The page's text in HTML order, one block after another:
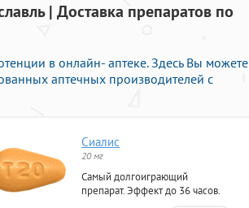
| Доставка препаратов по
в онлайн- аптеке. Здесь Вы можете
аптечных производителей с
Сиалис
20 мг
Самый долгоиграющий
препарат. Эффект до 36 часов.